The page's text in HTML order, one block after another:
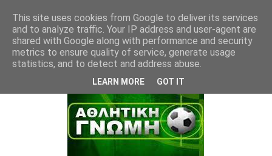
This site uses cookies from Google to deliver its services
and to analyze traffic. Your IP address and user-agent are
shared with Google along with performance and security
metrics to ensure quality of service, generate usage
statistics, and to detect and address abuse.
LEARN MORE GOT IT